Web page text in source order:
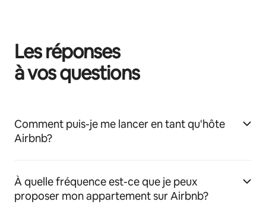
Les réponses
à vos questions
Comment puis-je me lancer en tant qu'hôte
Airbnb?
À quelle fréquence est-ce que je peux
proposer mon appartement sur Airbnb?